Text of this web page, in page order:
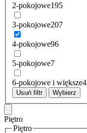
2-pokojowe195
3-pokojowe207
4-pokojowe96
5-pokojowe7
6-pokojowe i większe4
Usuń filtr Wybierz
Piętro
Piętro